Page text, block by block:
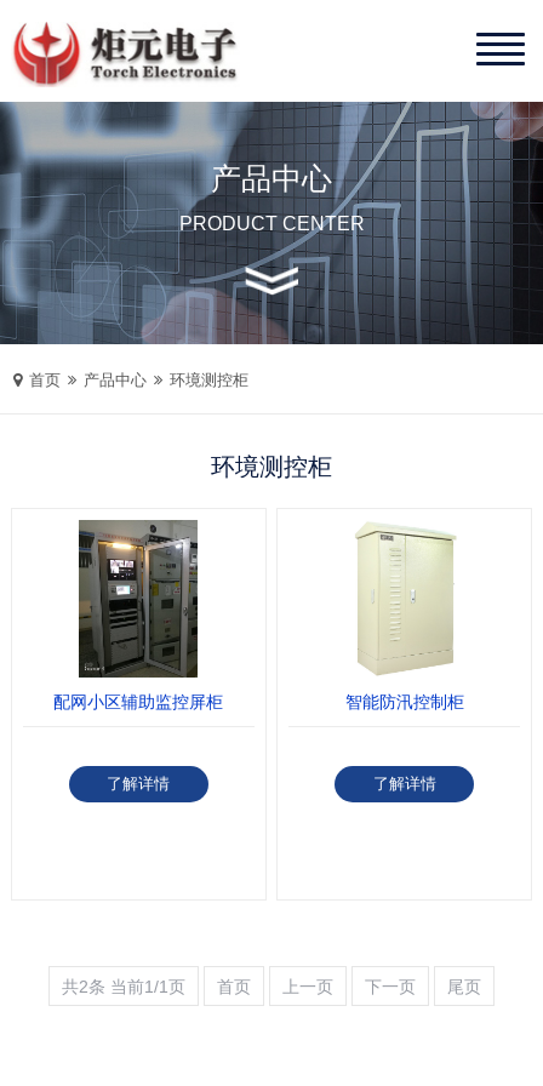
产品中心
PRODUCT CENTER
首页 产品中心 环境测控柜
环境测控柜
配网小区辅助监控屏柜
了解详情
智能防汛控制柜
了解详情
共2条 当前1/1页 首页 上一页 下一页 尾页